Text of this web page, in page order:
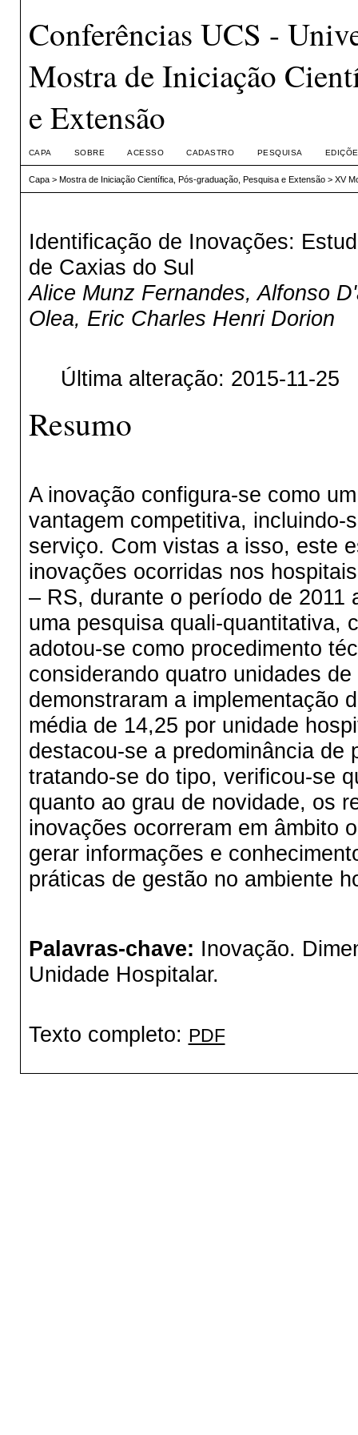
Conferências UCS -
Mostra de Iniciação
e Extensão
CAPA SOBRE ACESSO CADASTRO PESQUISA
Capa> Mostra de Iniciação Científica, Pós-graduação, Pesquisa e Extensão> XV
Identificação de Inovações:
de Caxias do Sul
Alice Munz Fernandes, Alfonso
Olea, Eric Charles Henri Dorion
Última alteração: 2015-11-25
Resumo
A inovação configura-se como
vantagem competitiva,
serviço. Com vistas a isso, este
inovações ocorridas nos
– RS, durante o período de 2011
uma pesquisa quali-quantitativa,
adotou-se como procedimento
considerando quatro unidades
demonstraram a implementação
média de 14,25 por unidade
destacou-se a predominância de
tratando-se do tipo, verificou-se
quanto ao grau de novidade, os
inovações ocorreram em âmbito
gerar informações e
práticas de gestão no ambiente
Palavras-chave: Inovação.
Unidade Hospitalar.
Texto completo: PDF